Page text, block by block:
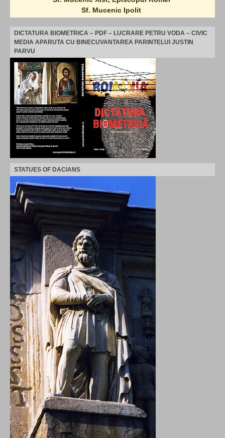
Sf. Mucenic Ipolit
DICTATURA BIOMETRICA – PDF – LUCRARE PETRU VODA – CIVIC
MEDIA APARUTA CU BINECUVANTAREA PARINTELUI JUSTIN
PARVU
STATUES OF DACIANS